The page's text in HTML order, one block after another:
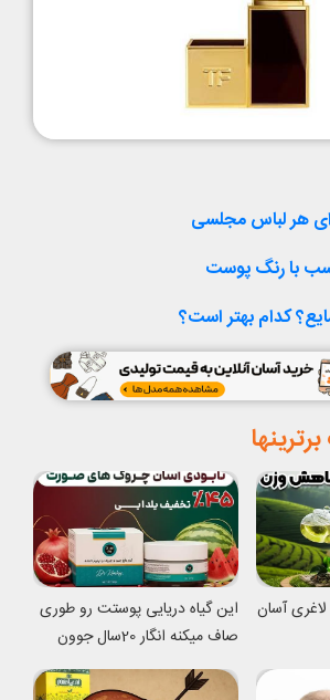
هر لباس مجلسی
با رنگ پوست
کدام بهتر است؟
آسان
این گیاه دریایی پوستت رو طوری
صاف میکنه انگار 20سال جوون
شدی